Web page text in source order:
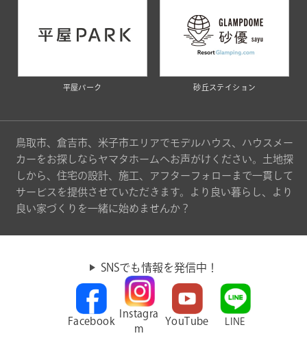
平屋パーク 砂丘ステイション
鳥取市、倉吉市、米子市エリアでモデルハウス、ハウスメー
カーをお探しならヤマタホームへお声がけください。土地探
しから、住宅の設計、施工、アフターフォローまで一貫して
サービスを提供させていただきます。より良い暮らし、より
良い家づくりを一緒に始めませんか？
SNSでも情報を発信中！
Facebook
Instagra
m
YouTube LINE